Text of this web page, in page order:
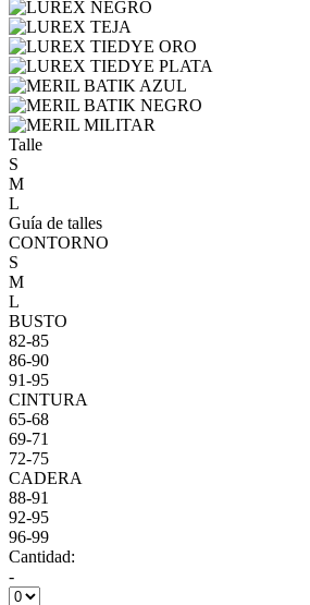
Talle
S
M
L
Guía de talles
CONTORNO
S
M
L
BUSTO
82-85
86-90
91-95
CINTURA
65-68
69-71
72-75
CADERA
88-91
92-95
96-99
Cantidad:
-